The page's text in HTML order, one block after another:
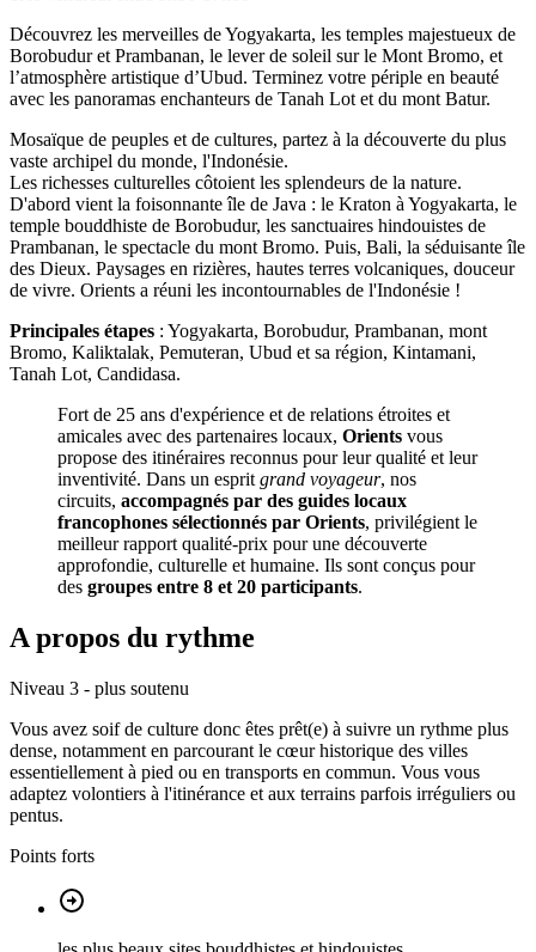
Découvrez les merveilles de Yogyakarta, les temples majestueux de
Borobudur et Prambanan, le lever de soleil sur le Mont Bromo, et
l’atmosphère artistique d’Ubud. Terminez votre périple en beauté
avec les panoramas enchanteurs de Tanah Lot et du mont Batur.
Mosaïque de peuples et de cultures, partez à la découverte du plus
vaste archipel du monde, l'Indonésie.
Les richesses culturelles côtoient les splendeurs de la nature.
D'abord vient la foisonnante île de Java : le Kraton à Yogyakarta, le
temple bouddhiste de Borobudur, les sanctuaires hindouistes de
Prambanan, le spectacle du mont Bromo. Puis, Bali, la séduisante île
des Dieux. Paysages en rizières, hautes terres volcaniques, douceur
de vivre. Orients a réuni les incontournables de l'Indonésie !
Principales étapes : Yogyakarta, Borobudur, Prambanan, mont
Bromo, Kaliktalak, Pemuteran, Ubud et sa région, Kintamani,
Tanah Lot, Candidasa.
Fort de 25 ans d'expérience et de relations étroites et
amicales avec des partenaires locaux, Orients vous
propose des itinéraires reconnus pour leur qualité et leur
inventivité. Dans un esprit grand voyageur, nos
circuits, accompagnés par des guides locaux
francophones sélectionnés par Orients, privilégient le
meilleur rapport qualité-prix pour une découverte
approfondie, culturelle et humaine. Ils sont conçus pour
des groupes entre 8 et 20 participants.
A propos du rythme
Niveau 3 - plus soutenu
Vous avez soif de culture donc êtes prêt(e) à suivre un rythme plus
dense, notamment en parcourant le cœur historique des villes
essentiellement à pied ou en transports en commun. Vous vous
adaptez volontiers à l'itinérance et aux terrains parfois irréguliers ou
pentus.
Points forts